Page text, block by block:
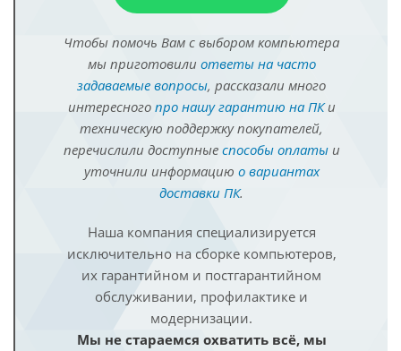
Чтобы помочь Вам с выбором компьютера
мы приготовили ответы на часто
задаваемые вопросы, рассказали много
интересного про нашу гарантию на ПКи
техническую поддержку покупателей,
перечислили доступные способы оплатыи
уточнили информацию о вариантах
доставки ПК.
Наша компания специализируется
исключительно на сборке компьютеров,
их гарантийном и постгарантийном
обслуживании, профилактике и
модернизации.
Мы не стараемся охватить всё, мы